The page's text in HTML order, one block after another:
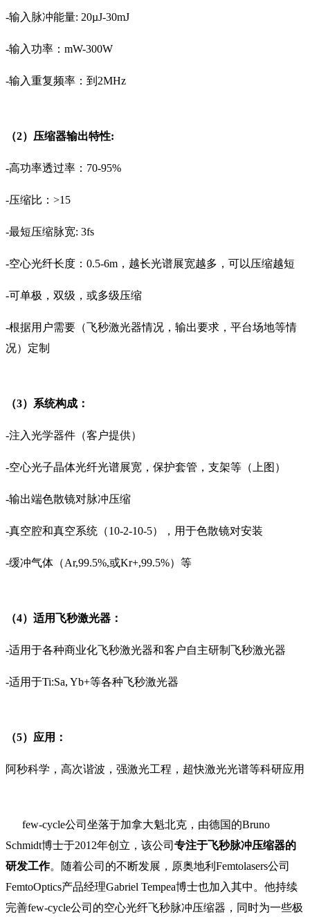
-输入脉冲能量: 20µJ-30mJ
-输入功率：mW-300W
-输入重复频率：到2MHz
（2）压缩器输出特性:
-高功率透过率：70-95%
-压缩比：>15
-最短压缩脉宽: 3fs
-空心光纤长度：0.5-6m，越长光谱展宽越多，可以压缩越短
-可单极，双级，或多级压缩
-根据用户需要（飞秒激光器情况，输出要求，平台场地等情
况）定制
（3）系统构成：
-注入光学器件（客户提供）
-空心光子晶体光纤光谱展宽，保护套管，支架等（上图）
-输出端色散镜对脉冲压缩
-真空腔和真空系统（10-2-10-5），用于色散镜对安装
-缓冲气体（Ar,99.5%,或Kr+,99.5%）等
（4）适用飞秒激光器：
-适用于各种商业化飞秒激光器和客户自主研制飞秒激光器
-适用于Ti:Sa, Yb+等各种飞秒激光器
（5）应用：
阿秒科学，高次谐波，强激光工程，超快激光光谱等科研应用
few-cycle公司坐落于加拿大魁北克，由德国的Bruno
Schmidt博士于2012年创立，该公司 专注于飞秒脉冲压缩器的
研发工作。随着公司的不断发展，原奥地利Femtolasers公司
FemtoOptics产品经理Gabriel Tempea博士也加入其中。他持续
完善few-cycle公司的空心光纤飞秒脉冲压缩器，同时为一些极